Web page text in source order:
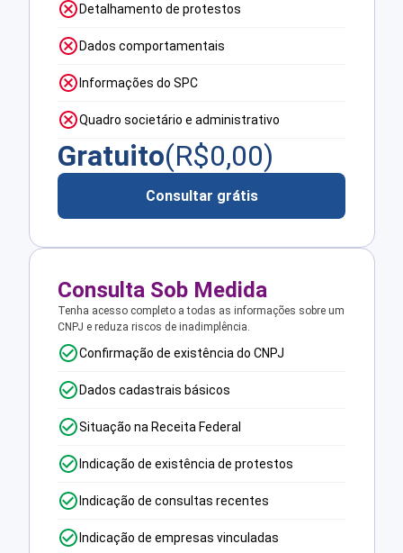
Detalhamento de protestos
Dados comportamentais
Informações do SPC
Quadro societário e administrativo
Gratuito(R$0,00)
Consultar grátis
Consulta Sob Medida
Tenha acesso completo a todas as informações sobre um
CNPJ e reduza riscos de inadimplência.
Confirmação de existência do CNPJ
Dados cadastrais básicos
Situação na Receita Federal
Indicação de existência de protestos
Indicação de consultas recentes
Indicação de empresas vinculadas